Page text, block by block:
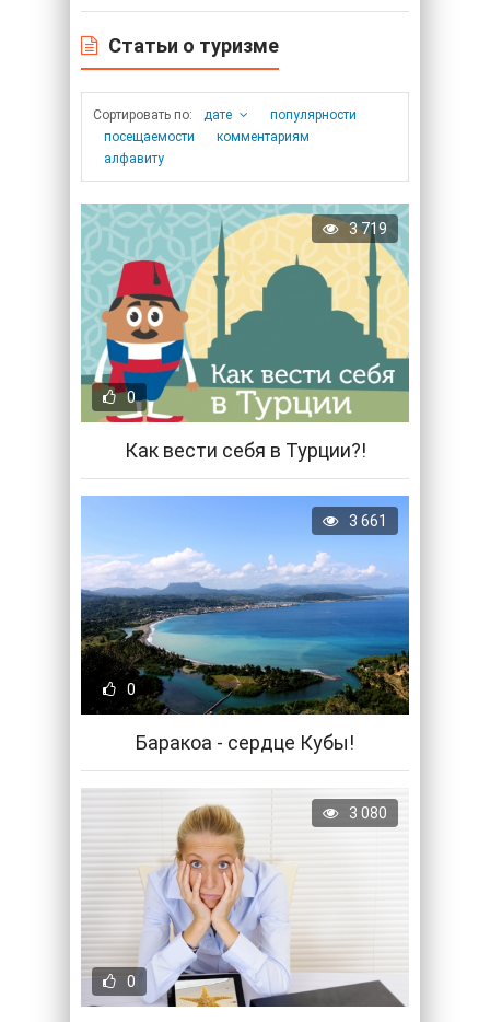
Статьи о туризме
дате
популярности
посещаемости
комментариям
алфавиту
0
3 719
Как вести себя в Турции?!
0
3 661
Баракоа - сердце Кубы!
0
3 080